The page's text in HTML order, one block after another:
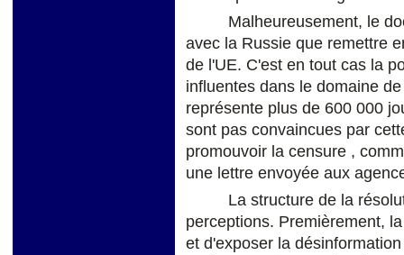
Malheureusement, le
avec la Russie que remettre
de l'UE. C'est en tout cas la
influentes dans le domaine
représente plus de 600 000
sont pas convaincues par
promouvoir la censure ,
une lettre envoyée aux
La structure de la
perceptions. Premièrement,
et d'exposer la